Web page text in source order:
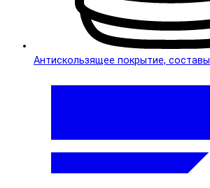
Антискользящее покрытие, составы